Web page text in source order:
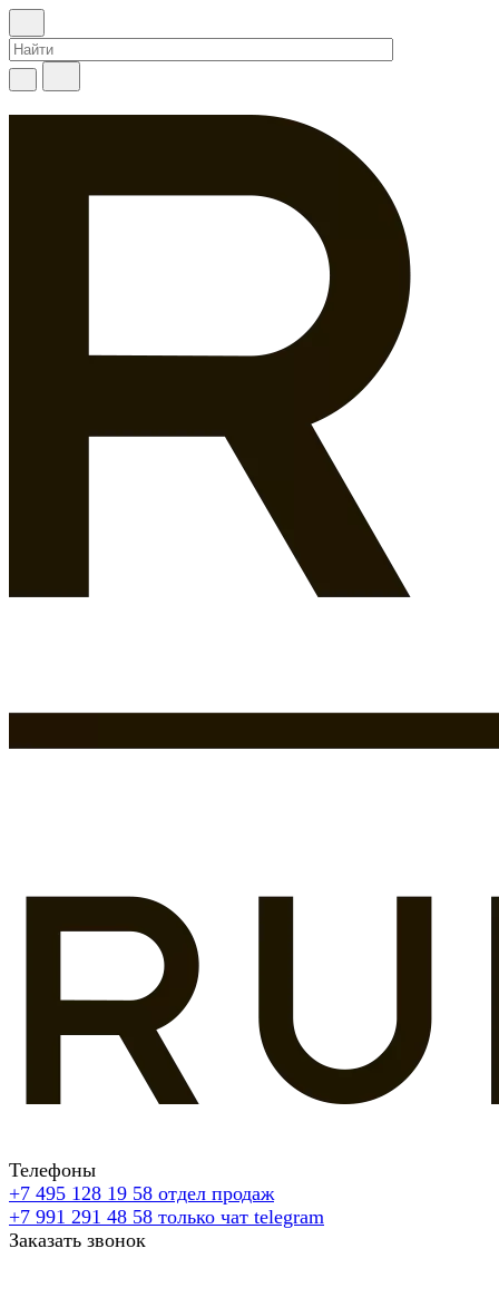
Телефоны
+7 495 128 19 58 отдел продаж
+7 991 291 48 58 только чат telegram
Заказать звонок